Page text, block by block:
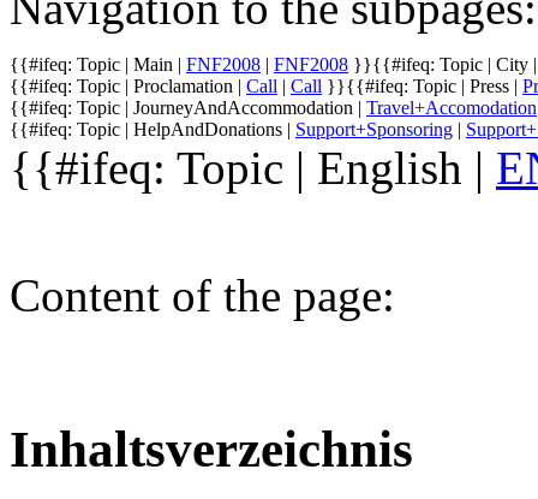
{{#ifeq: Topic | Main | FNF2008 | FNF2008 }}{{#ifeq: Topic | City
{{#ifeq: Topic | Proclamation | Call | Call }}{{#ifeq: Topic | Press |
{{#ifeq: Topic | JourneyAndAccommodation | Travel+Accomodation
{{#ifeq: Topic | HelpAndDonations | Support+Sponsoring |
{{#ifeq: Topic | English |
Content of the page:
Inhaltsverzeichnis